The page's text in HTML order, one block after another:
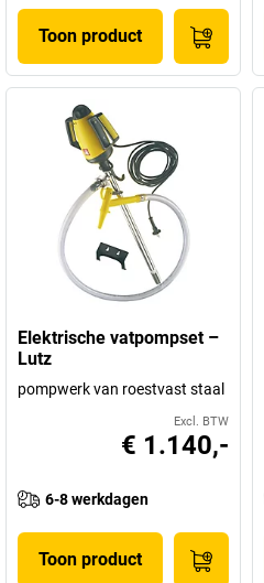
Toon product
Elektrische vatpompset –
Lutz
pompwerk van roestvast staal
Excl. BTW
€ 1.140,-
6-8 werkdagen
Toon product